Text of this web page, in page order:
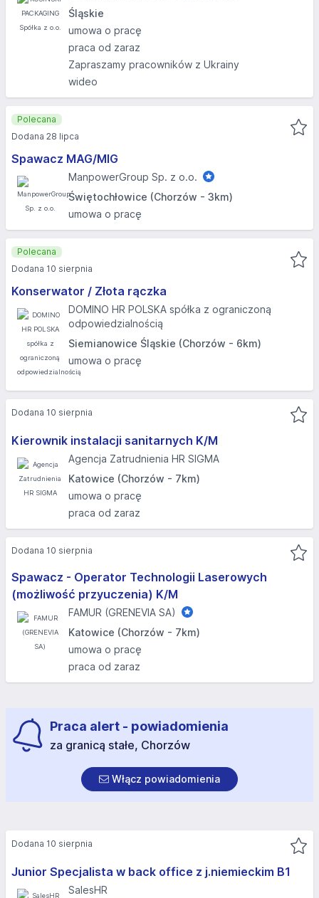
Śląskie
umowa o pracę
praca od zaraz
Zapraszamy pracowników z Ukrainy
wideo
Spawacz MAG/MIG
ManpowerGroup Sp. z o.o.
Świętochłowice (Chorzów - 3km)
umowa o pracę
Polecana
Dodana 28 lipca
Konserwator / Złota rączka
DOMINO HR POLSKA spółka z ograniczoną
odpowiedzialnością
Siemianowice Śląskie (Chorzów - 6km)
umowa o pracę
Polecana
Dodana 10 sierpnia
Kierownik instalacji sanitarnych K/M
Agencja Zatrudnienia HR SIGMA
Katowice (Chorzów - 7km)
umowa o pracę
praca od zaraz
Dodana 10 sierpnia
Spawacz - Operator Technologii Laserowych
(możliwość przyuczenia) K/M
FAMUR (GRENEVIA SA)
Katowice (Chorzów - 7km)
umowa o pracę
praca od zaraz
Dodana 10 sierpnia
Praca alert - powiadomienia
za granicą stałe, Chorzów
Włącz powiadomienia
Junior Specjalista w back office z j.niemieckim B1
SalesHR
Dodana 10 sierpnia